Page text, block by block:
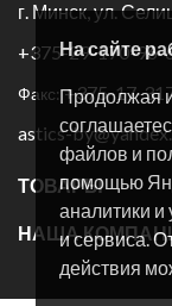
На сайте
Продолжая
файлов и
помощью
аналитики и
и сервиса.
действия
г. Минск, ул.
+375-29-170-96-
Факс:+375-17-
astics-
ТОВАРЫ
НАША